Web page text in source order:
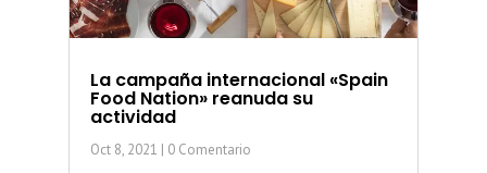
La campaña internacional «Spain
Food Nation» reanuda su
actividad
Oct 8, 2021 | 0 Comentario